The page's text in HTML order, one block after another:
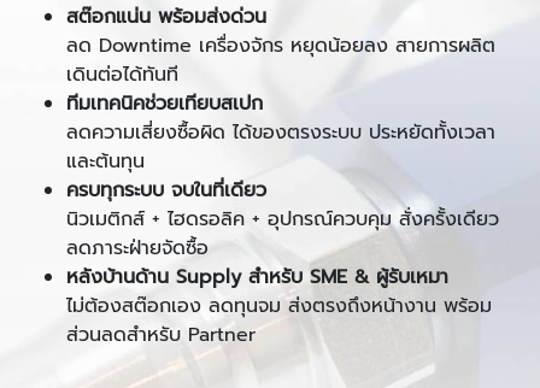
สต๊อกแน่น พร้อมส่งด่วน
ลด Downtime เครื่องจักร หยุดน้อยลง สายการผลิต
เดินต่อได้ทันที
ทีมเทคนิคช่วยเทียบสเปก
ลดความเสี่ยงซื้อผิด ได้ของตรงระบบ ประหยัดทั้งเวลา
และต้นทุน
ครบทุกระบบ จบในที่เดียว
นิวเมติกส์ + ไฮดรอลิค + อุปกรณ์ควบคุม สั่งครั้งเดียว
ลดภาระฝ่ายจัดซื้อ
หลังบ้านด้าน Supply สำหรับ SME & ผู้รับเหมา
ไม่ต้องสต๊อกเอง ลดทุนจม ส่งตรงถึงหน้างาน พร้อม
ส่วนลดสำหรับ Partner